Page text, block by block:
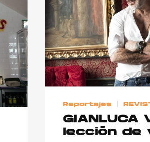
Reportajes
GIANLUCA
lección de